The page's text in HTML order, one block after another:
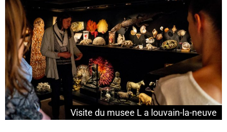
Visite du musee L a louvain-la-neuve